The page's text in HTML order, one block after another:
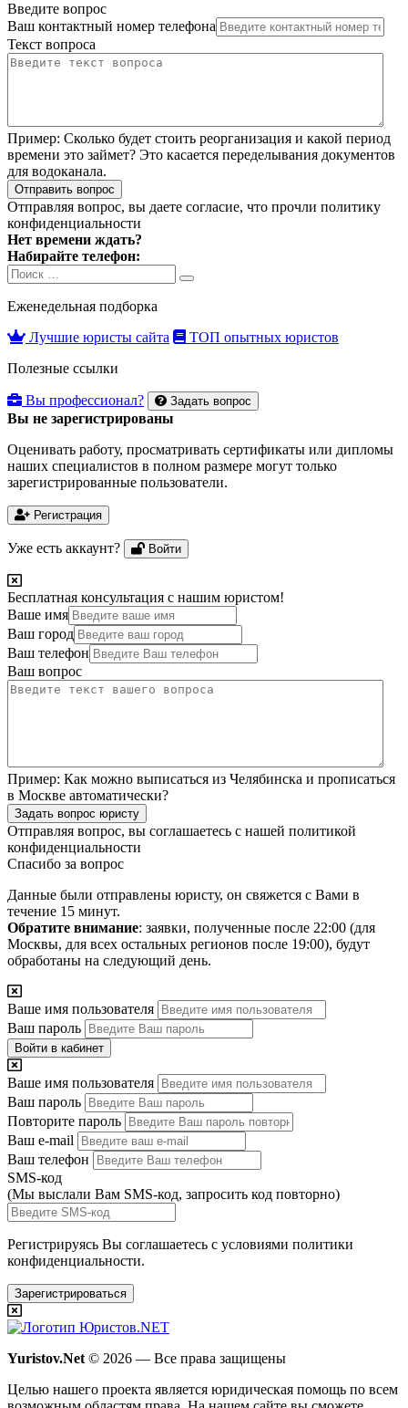
Введите вопрос
Ваш контактный номер телефона
Текст вопроса
Пример: Сколько будет стоить реорганизация и какой период
времени это займет? Это касается переделывания документов
для водоканала.
Отправить вопрос
Отправляя вопрос, вы даете согласие, что прочли политику
конфиденциальности
Нет времени ждать?
Набирайте телефон:
Search
for:
Search
Еженедельная подборка
Лучшие юристы сайта
ТОП опытных юристов
Полезные ссылки
Вы профессионал? Задать вопрос
Вы не зарегистрированы
Оценивать работу, просматривать сертификаты или дипломы
наших специалистов в полном размере могут только
зарегистрированные пользователи.
Регистрация
Уже есть аккаунт? Войти
Бесплатная консультация с нашим юристом!
Ваше имя
Ваш город
Ваш телефон
Ваш вопрос
Пример: Как можно выписаться из Челябинска и прописаться
в Москве автоматически?
Задать вопрос юристу
Отправляя вопрос, вы соглашаетесь с нашей политикой
конфиденциальности
Спасибо за вопрос
Данные были отправлены юристу, он свяжется с Вами в
течение 15 минут.
Обратите внимание: заявки, полученные после 22:00 (для
Москвы, для всех остальных регионов после 19:00), будут
обработаны на следующий день.
Ваше имя пользователя
Ваш пароль
Войти в кабинет
Ваше имя пользователя
Ваш пароль
Повторите пароль
Ваш e-mail
Ваш телефон
SMS-код
(Мы выслали Вам SMS-код, запросить код повторно)
Регистрируясь Вы соглашаетесь с условиями политики
конфиденциальности.
Зарегистрироваться
Yuristov.Net © 2026 — Все права защищены
Целью нашего проекта является юридическая помощь по всем